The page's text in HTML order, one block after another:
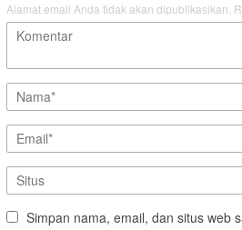
Alamat email Anda tidak akan dipublikasikan.
Simpan nama, email, dan situs web